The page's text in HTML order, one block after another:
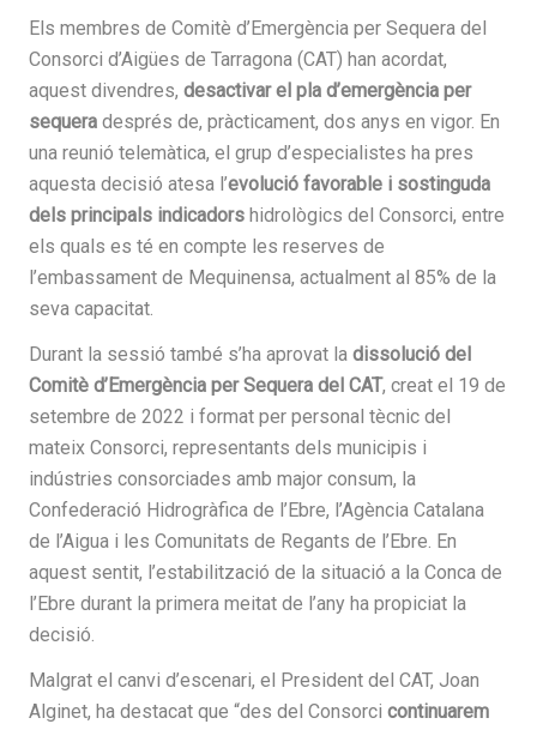
Els membres de Comitè d’Emergència per Sequera del
Consorci d’Aigües de Tarragona (CAT) han acordat,
aquest divendres, desactivar el pla d’emergència per
sequera després de, pràcticament, dos anys en vigor. En
una reunió telemàtica, el grup d’especialistes ha pres
aquesta decisió atesa l’evolució favorable i sostinguda
dels principals indicadors hidrològics del Consorci, entre
els quals es té en compte les reserves de
l’embassament de Mequinensa, actualment al 85% de la
seva capacitat.
Durant la sessió també s’ha aprovat la dissolució del
Comitè d’Emergència per Sequera del CAT, creat el 19 de
setembre de 2022 i format per personal tècnic del
mateix Consorci, representants dels municipis i
indústries consorciades amb major consum, la
Confederació Hidrogràfica de l’Ebre, l’Agència Catalana
de l’Aigua i les Comunitats de Regants de l’Ebre. En
aquest sentit, l’estabilització de la situació a la Conca de
l’Ebre durant la primera meitat de l’any ha propiciat la
decisió.
Malgrat el canvi d’escenari, el President del CAT, Joan
Alginet, ha destacat que “des del Consorci continuarem